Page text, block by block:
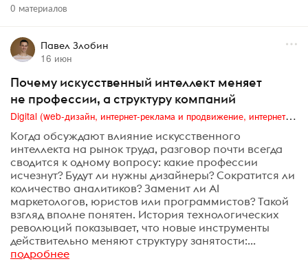
0 материалов
Павел Злобин
16 июн
Почему искусственный интеллект меняет
не профессии, а структуру компаний
Digital (web-дизайн, интернет-реклама и продвижение, интернет-сообщества и блоги, интернет-коммуникации, мобильный маркетинг, реклама на цифровых экранах)
Когда обсуждают влияние искусственного
интеллекта на рынок труда, разговор почти всегда
сводится к одному вопросу: какие профессии
исчезнут? Будут ли нужны дизайнеры? Сократится ли
количество аналитиков? Заменит ли AI
маркетологов, юристов или программистов? Такой
взгляд вполне понятен. История технологических
революций показывает, что новые инструменты
действительно меняют структуру занятости:...
подробнее